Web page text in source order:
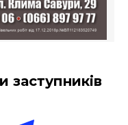
заступників